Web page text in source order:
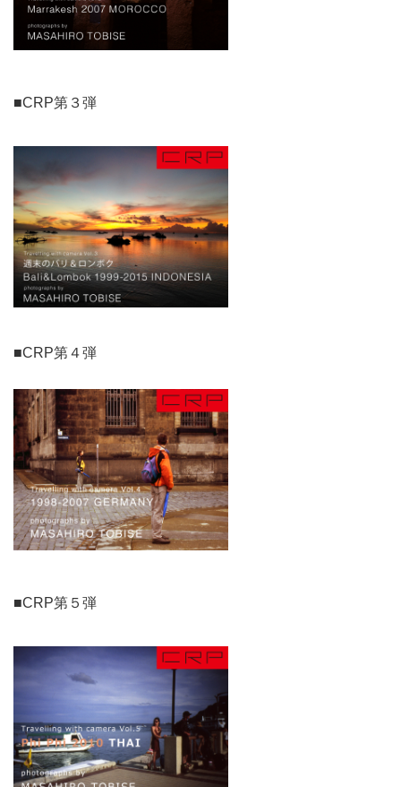
■CRP第３弾
■CRP第４弾
■CRP第５弾